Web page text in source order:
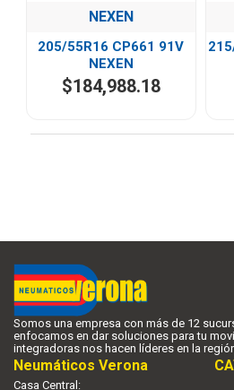
NEXEN
205/55R16 CP661 91V
NEXEN
$184,988.18
Somos una empresa con más de 12
enfocamos en dar soluciones para tu
integradoras nos hacen líderes en la
Neumáticos Verona
Casa Central: